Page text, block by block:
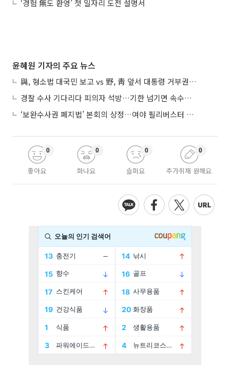
‘경험 無도 환영’ 첫 일자리 도전 설명서
윤혜원 기자의 주요 뉴스
與, 형소법 대국민 보고 vs 野, 靑 앞서 대통령 거부권 촉구
경찰 수사 기다리다 피의자 석방…기한 넘기면 속수무책
‘보완수사권 폐지법’ 본회의 상정…여야 필리버스터 대치
좋아요
0
화나요
0
슬퍼요
0
추가취재 원해요
0